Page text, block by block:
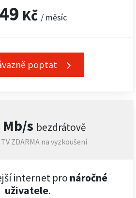
Kč / měsíc
poptat
Mb/s bezdrátově
ZDARMA na vyzkoušení
internet pro náročné
uživatele.